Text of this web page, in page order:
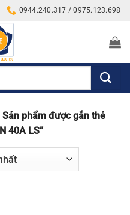
0944.240.317 / 0975.123.698
Sản phẩm được gắn thẻ
40A LS”